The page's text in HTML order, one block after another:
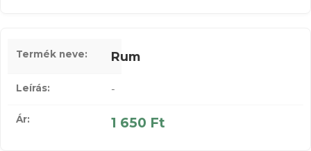
Rum
-
1 650 Ft